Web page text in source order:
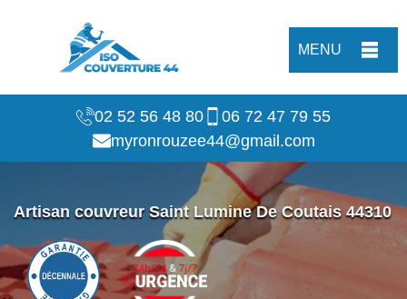
MENU
02 52 56 48 80
06 72 47 79 55
myronrouzee44@gmail.com
Artisan couvreur Saint Lumine De Coutais 44310